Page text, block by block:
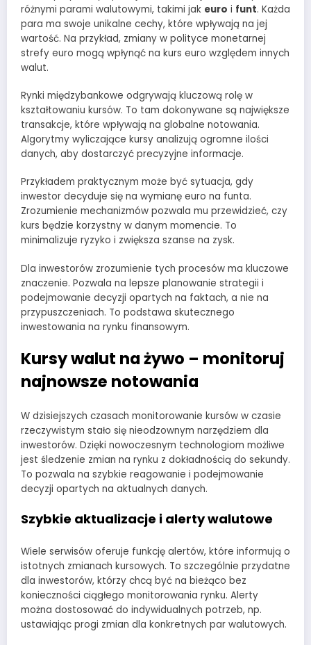
różnymi parami walutowymi, takimi jak euro i funt. Każda
para ma swoje unikalne cechy, które wpływają na jej
wartość. Na przykład, zmiany w polityce monetarnej
strefy euro mogą wpłynąć na kurs euro względem innych
walut.
Rynki międzybankowe odgrywają kluczową rolę w
kształtowaniu kursów. To tam dokonywane są największe
transakcje, które wpływają na globalne notowania.
Algorytmy wyliczające kursy analizują ogromne ilości
danych, aby dostarczyć precyzyjne informacje.
Przykładem praktycznym może być sytuacja, gdy
inwestor decyduje się na wymianę euro na funta.
Zrozumienie mechanizmów pozwala mu przewidzieć, czy
kurs będzie korzystny w danym momencie. To
minimalizuje ryzyko i zwiększa szanse na zysk.
Dla inwestorów zrozumienie tych procesów ma kluczowe
znaczenie. Pozwala na lepsze planowanie strategii i
podejmowanie decyzji opartych na faktach, a nie na
przypuszczeniach. To podstawa skutecznego
inwestowania na rynku finansowym.
Kursy walut na żywo – monitoruj
najnowsze notowania
W dzisiejszych czasach monitorowanie kursów w czasie
rzeczywistym stało się nieodzownym narzędziem dla
inwestorów. Dzięki nowoczesnym technologiom możliwe
jest śledzenie zmian na rynku z dokładnością do sekundy.
To pozwala na szybkie reagowanie i podejmowanie
decyzji opartych na aktualnych danych.
Szybkie aktualizacje i alerty walutowe
Wiele serwisów oferuje funkcję alertów, które informują o
istotnych zmianach kursowych. To szczególnie przydatne
dla inwestorów, którzy chcą być na bieżąco bez
konieczności ciągłego monitorowania rynku. Alerty
można dostosować do indywidualnych potrzeb, np.
ustawiając progi zmian dla konkretnych par walutowych.